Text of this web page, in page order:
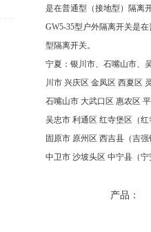
是在普通型（接地型）隔离
GW5-35型户外隔离开关是
型隔离开关。
宁夏：银川市、石嘴山市、
川市 兴庆区 金凤区 西夏区
石嘴山市 大武口区 惠农区
吴忠市 利通区 红寺堡区（
固原市 原州区 西吉县（吉
中卫市 沙坡头区 中宁县（
产品：